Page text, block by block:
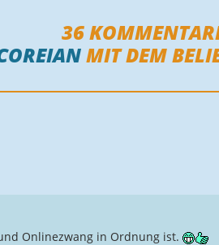
36
MIT DEM
Onlinezwang in Ordnung ist.